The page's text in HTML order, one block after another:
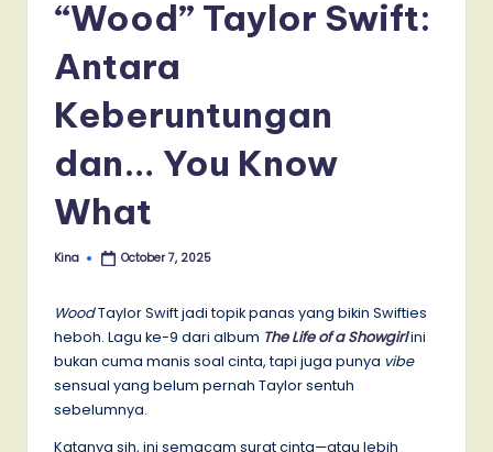
“Wood” Taylor Swift:
Antara
Keberuntungan
dan… You Know
What
Posted
Kina October 7, 2025
WoodTaylor Swift jadi topik panas yang bikin Swifties
heboh. Lagu ke-9 dari album The Life of a Showgirlini
bukan cuma manis soal cinta, tapi juga punya vibe
sensual yang belum pernah Taylor sentuh
sebelumnya.
Katanya sih, ini semacam surat cinta—atau lebih